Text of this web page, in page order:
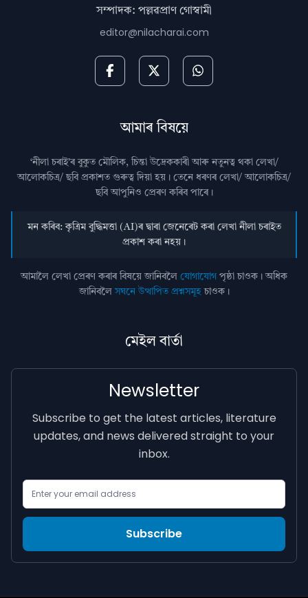
সম্পাদক: পল্লৱপ্ৰাণ গোস্বামী
editor@nilacharai.com
আমাৰ বিষয়ে
‘নীলা চৰাই’ৰ বুকুত মৌলিক, চিন্তা উদ্রেককাৰী আৰু নতুনত্ব থকা লেখা/
আলোকচিত্ৰ/ ছবি প্রকাশত গুৰুত্ব দিয়া হয়। তেনে ধৰণৰ লেখা/ আলোকচিত্ৰ/
ছবি আপুনিও প্রেৰণ কৰিব পাৰে।
মন কৰিব: কৃত্ৰিম বুদ্ধিমত্তা (AI)ৰ দ্বাৰা জেনেৰেট কৰা লেখা নীলা চৰাইত
প্ৰকাশ কৰা নহয়।
আমালৈ লেখা প্ৰেৰণ কৰাৰ বিষয়ে জানিবলৈ যোগাযোগ পৃষ্ঠা চাওক। অধিক
জানিবলৈসঘনে উত্থাপিত প্ৰশ্নসমূহচাওক।
মেইল বাৰ্তা
Newsletter
Subscribe to get the latest articles, literature
updates, and news delivered straight to your
inbox.
Subscribe